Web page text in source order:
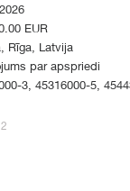
EUR
Rīga, Latvija
par apspriedi
3, 45316000-5,